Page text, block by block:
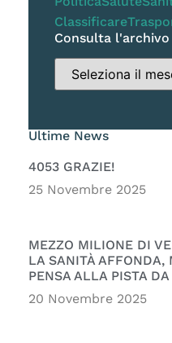
Classificare
Consulta
Ultime News
4053 GRAZIE!
25 Novembre 2025
MEZZO MILIONE DI
LA SANITÀ AFFONDA,
PENSA ALLA PISTA
20 Novembre 2025